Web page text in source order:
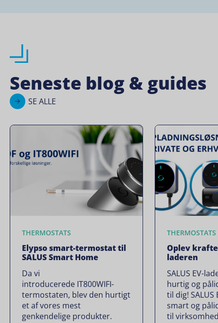
Seneste blog & guides
SE ALLE
THERMOSTATS
Elypso smart-termostat til
SALUS Smart Home
Da vi
introducerede IT800WIFI-
termostaten, blev den hurtigt
et af vores mest
genkendelige produkter.
THERMOSTATS
Oplev
laderen
SALUS EV-
hurtig og
til dig! SALUS
smart og
til